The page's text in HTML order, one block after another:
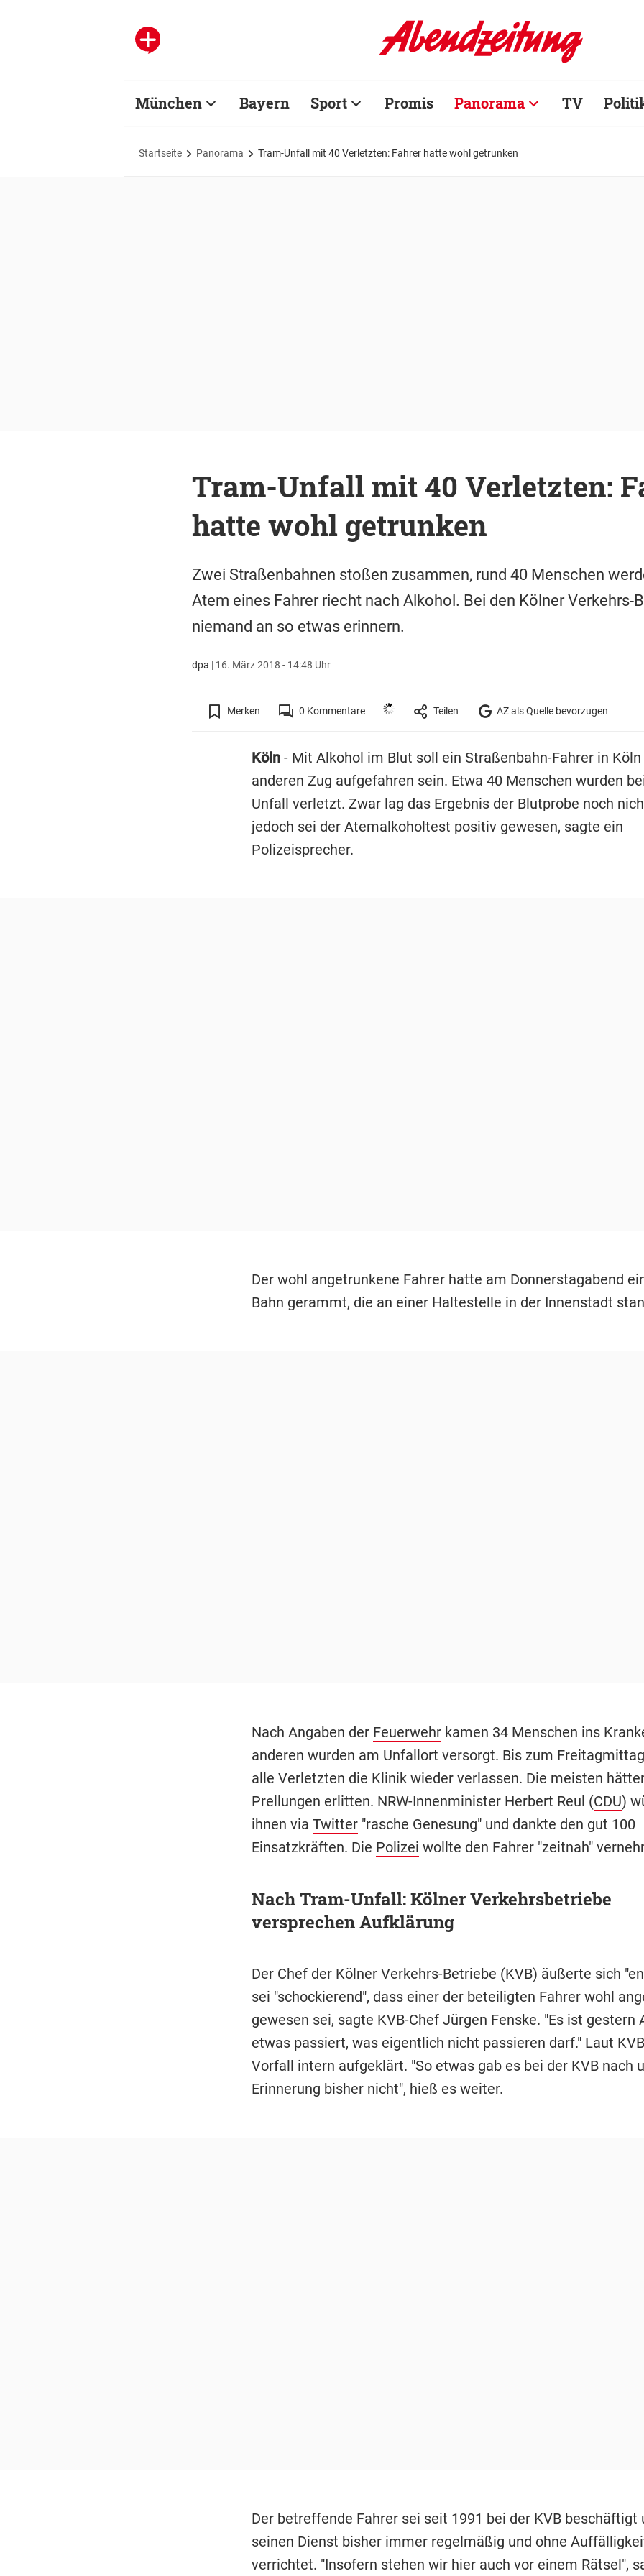
München Bayern Sport Promis Panorama TV
Startseite Panorama Tram-Unfall mit 40 Verletzten: Fahrer hatte wohl getrunken
Tram-Unfall mit 40 Verletzten:
hatte wohl getrunken
Zwei Straßenbahnen stoßen zusammen, rund 40 Menschen
Atem eines Fahrer riecht nach Alkohol. Bei den Kölner Verkehrs-
niemand an so etwas erinnern.
dpa | 16. März 2018 - 14:48 Uhr
Merken 0 Kommentare Teilen AZ als Quelle bevorzugen
Köln- Mit Alkohol im Blut soll ein Straßenbahn-Fahrer in
anderen Zug aufgefahren sein. Etwa 40 Menschen wurden
Unfall verletzt. Zwar lag das Ergebnis der Blutprobe noch
jedoch sei der Atemalkoholtest positiv gewesen, sagte ein
Polizeisprecher.
Der wohl angetrunkene Fahrer hatte am Donnerstagabend
Bahn gerammt, die an einer Haltestelle in der Innenstadt
Nach Angaben der Feuerwehrkamen 34 Menschen ins
anderen wurden am Unfallort versorgt. Bis zum
alle Verletzten die Klinik wieder verlassen. Die meisten
Prellungen erlitten. NRW-Innenminister Herbert Reul (CDU)
ihnen via Twitter"rasche Genesung" und dankte den gut 100
Einsatzkräften. Die Polizei wollte den Fahrer "zeitnah"
Nach Tram-Unfall: Kölner Verkehrsbetriebe
versprechen Aufklärung
Der Chef der Kölner Verkehrs-Betriebe (KVB) äußerte sich
sei "schockierend", dass einer der beteiligten Fahrer wohl
gewesen sei, sagte KVB-Chef Jürgen Fenske. "Es ist gestern
etwas passiert, was eigentlich nicht passieren darf." Laut
Vorfall intern aufgeklärt. "So etwas gab es bei der KVB nach
Erinnerung bisher nicht", hieß es weiter.
Der betreffende Fahrer sei seit 1991 bei der KVB beschäftigt
seinen Dienst bisher immer regelmäßig und ohne
verrichtet. "Insofern stehen wir hier auch vor einem Rätsel",